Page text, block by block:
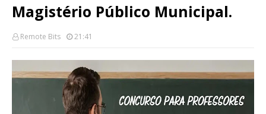
Magistério Público Municipal.
Remote Bits 21:41